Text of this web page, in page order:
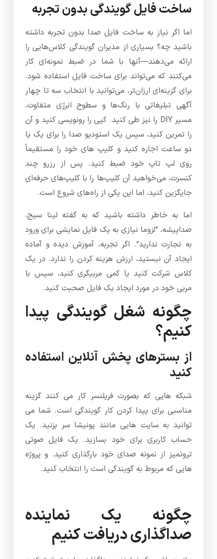
ساخت فایل گویندگی بدون تجربه
اما اگر نیاز به ساخت فایل صدا بدون تجربه داشته
باشید چه؟ بسیاری از مدیران گویندگی کلاس‌هایی را
ارائه می‌دهند—آنها با شما در ضبط نمونه‌ای کار
می‌کنند که می‌تواند برای ساخت فایل استفاده شود.
برای گزینه‌ای ارزان‌تر، می‌توانید با انتخاب سه تا چهار
آگهی تبلیغاتی با رنگ‌ها و سطوح انرژی متفاوت،
مسیر DIY را نیز طی کنید. کپی را رونویسی کنید و آن
را تمرین کنید، سپس یک استودیو صدا را برای یک یا
دو ساعت اجاره کنید و کلیپ های خود را مستقیماً
روی لپ تاپ خود ضبط کنید. پس از رزرو چند
کنسرت، می‌خواهید آن کلیپ‌ها را با کلیپ‌های حرفه‌ای
جایگزین کنید، اما این یکی از راه‌های شروع است.
اما به خاطر داشته باشید که به گفته لینا سیج،
صداپیشه، “لزوما نیازی به یک فایل نمایشی برای ورود
به تجارت ندارید”. اگر تجربه، آموزش دیده و آماده
ایجاد آن نیستید، ارزش هزینه کردن را ندارد. در یک
کلاس شرکت کنید یا کمی مربیگری کنید، سپس با
مربی خود در مورد ایجاد یک فایل صحبت کنید.
چگونه شغل گویندگی پیدا
کنیم؟
از بسترهای پخش آنلاین استفاده
کنید
شبکه هایی که بصورت فریلنسر کار می کنند گزینه
مناسبی برای پیدا کردن کار گویندگی است. شما می
توانید به سایت هایی مانند پونیشا سر بزنید. یک
حساب کاربری برای خود بسازید. یک فایل صوتی
تروتمیز از نمونه صدای خود بارگذاری کنید. و پروژه
هایی که مربوط به گویندگی است را انتخاب کنید.
چگونه یک نماینده
صداگذاری دریافت کنیم